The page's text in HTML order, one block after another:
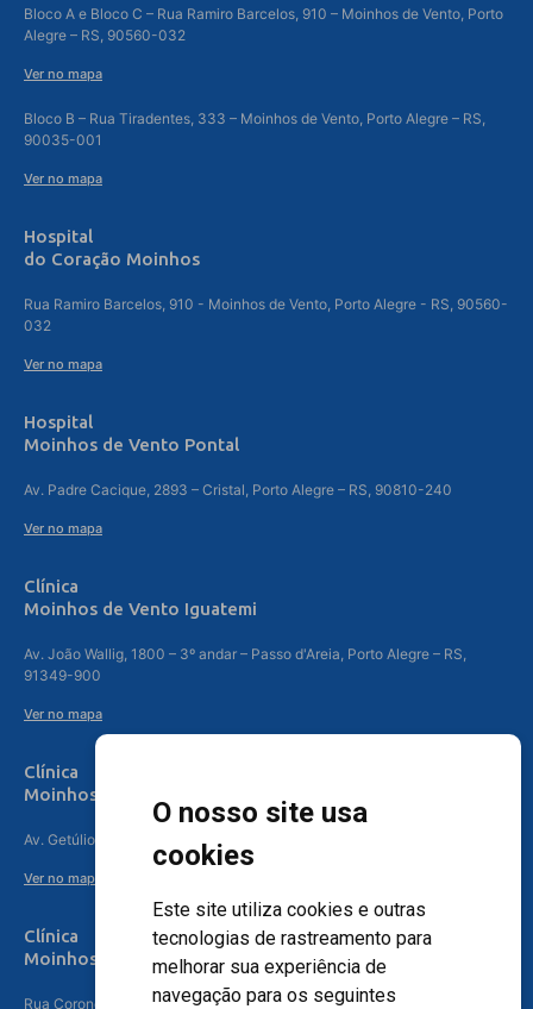
O nosso site usa
cookies
Este site utiliza cookies e outras
tecnologias de rastreamento para
melhorar sua experiência de
navegação para os seguintes
Bloco A e Bloco C – Rua Ramiro Barcelos, 910 – Moinhos de Vento, Porto
Alegre – RS, 90560-032
Ver no mapa
Bloco B – Rua Tiradentes, 333 – Moinhos de Vento, Porto Alegre – RS,
90035-001
Ver no mapa
Hospital
do Coração Moinhos
Rua Ramiro Barcelos, 910 - Moinhos de Vento, Porto Alegre - RS, 90560-
032
Ver no mapa
Hospital
Moinhos de Vento Pontal
Av. Padre Cacique, 2893 – Cristal, Porto Alegre – RS, 90810-240
Ver no mapa
Clínica
Moinhos de Vento Iguatemi
Av. João Wallig, 1800 – 3º andar – Passo d'Areia, Porto Alegre – RS,
91349-900
Ver no mapa
Clínica
Moinhos de Vento Canoas
Av. Getúlio Vargas, 4841 – Centro, Canoas – RS, 92010-010
Ver no mapa
Clínica
Moinhos de Vento - Teresópolis
Rua Coronel Aparício Borges, 250 - 3º andar - Teresópolis, Porto Alegre -